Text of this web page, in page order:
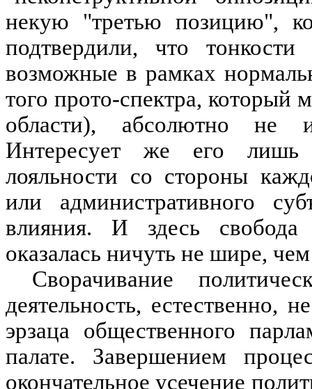
некую "третью позицию",
подтвердили, что
возможные в рамках
того прото-спектра, который
области), абсолютно не
Интересует же его лишь
лояльности со стороны
или административного
влияния. И здесь
оказалась ничуть не шире,
Сворачивание
деятельность, естественно,
эрзаца общественного
палате. Завершением
окончательное усечение